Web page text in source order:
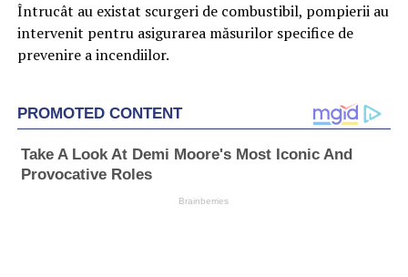
Întrucât au existat scurgeri de combustibil, pompierii au
intervenit pentru asigurarea măsurilor specifice de
prevenire a incendiilor.